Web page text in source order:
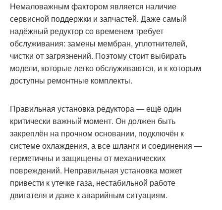
Немаловажным фактором является наличие
сервисной поддержки и запчастей. Даже самый
надёжный редуктор со временем требует
обслуживания: замены мембран, уплотнителей,
чистки от загрязнений. Поэтому стоит выбирать
модели, которые легко обслуживаются, и к которым
доступны ремонтные комплекты.
Правильная установка редуктора — ещё один
критически важный момент. Он должен быть
закреплён на прочном основании, подключён к
системе охлаждения, а все шланги и соединения —
герметичны и защищены от механических
повреждений. Неправильная установка может
привести к утечке газа, нестабильной работе
двигателя и даже к аварийным ситуациям.